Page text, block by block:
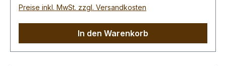
Preise inkl. MwSt. zzgl. Versandkosten
In den Warenkorb